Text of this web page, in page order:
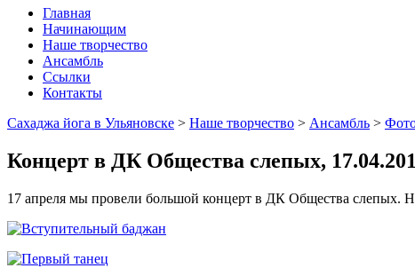
Главная
Начинающим
Наше творчество
Ансамбль
Ссылки
Контакты
Сахаджа йога в Ульяновске > Наше творчество > Ансамбль >
Концерт в ДК Общества слепых,
17 апреля мы провели большой концерт в ДК Общества слепых.